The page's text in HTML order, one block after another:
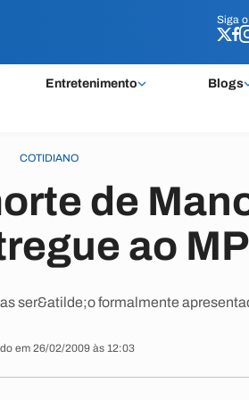
Siga o
Entretenimento Blogs
Siga o
COTIDIANO
de
ao MP
ser&atilde;o formalmente
em 26/02/2009 às 12:03